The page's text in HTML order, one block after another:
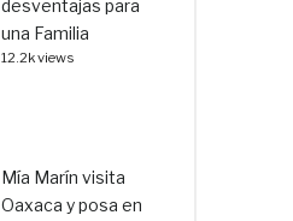
desventajas para
una Familia
12.2k views
Mía Marín visita
Oaxaca y posa en